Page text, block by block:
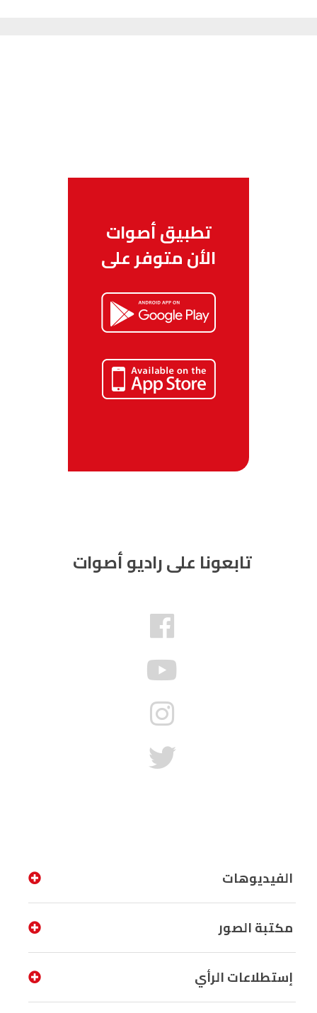
تطبيق أصوات
الأن متوفر على
تابعونا على راديو أصوات
الفيديوهات
مكتبة الصور
إستطلاعات الرأي